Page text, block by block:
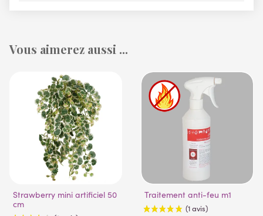
Vous aimerez aussi ...
Strawberry mini artificiel 50
cm
Traitement anti-feu m1